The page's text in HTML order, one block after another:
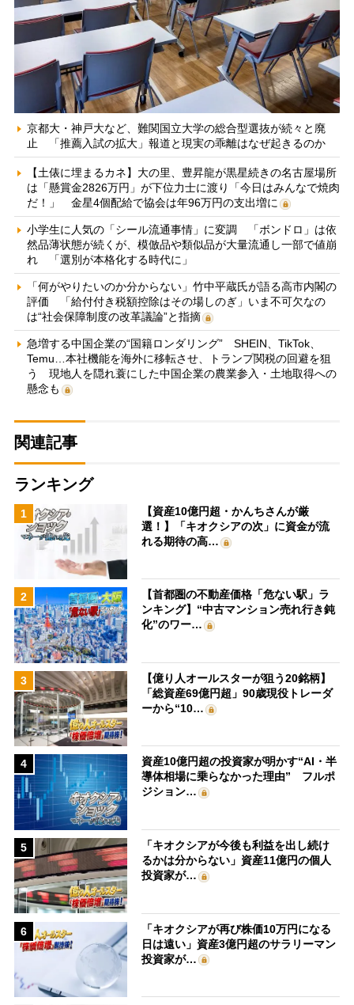
京都大・神戸大など、難関国立大学の総合型選抜が続々と廃
止 「推薦入試の拡大」報道と現実の乖離はなぜ起きるのか
【土俵に埋まるカネ】大の里、豊昇龍が黒星続きの名古屋場所
は「懸賞金2826万円」が下位力士に渡り「今日はみんなで焼肉
だ！」 金星4個配給で協会は年96万円の支出増に
小学生に人気の「シール流通事情」に変調 「ボンドロ」は依
然品薄状態が続くが、模倣品や類似品が大量流通し一部で値崩
れ 「選別が本格化する時代に」
「何がやりたいのか分からない」竹中平蔵氏が語る高市内閣の
評価 「給付付き税額控除はその場しのぎ」いま不可欠なの
は“社会保障制度の改革議論”と指摘
急増する中国企業の“国籍ロンダリング” SHEIN、TikTok、
Temu…本社機能を海外に移転させ、トランプ関税の回避を狙
う 現地人を隠れ蓑にした中国企業の農業参入・土地取得への
懸念も
関連記事
ランキング
1
【資産10億円超・かんちさんが厳
選！】「キオクシアの次」に資金が流
れる期待の高…
2
【首都圏の不動産価格「危ない駅」ラ
ンキング】“中古マンション売れ行き鈍
化”のワー…
3
【億り人オールスターが狙う20銘柄】
「総資産69億円超」90歳現役トレーダ
ーから“10…
4
資産10億円超の投資家が明かす“AI・半
導体相場に乗らなかった理由” フルポ
ジション…
5
「キオクシアが今後も利益を出し続け
るかは分からない」資産11億円の個人
投資家が…
6
「キオクシアが再び株価10万円になる
日は遠い」資産3億円超のサラリーマン
投資家が…